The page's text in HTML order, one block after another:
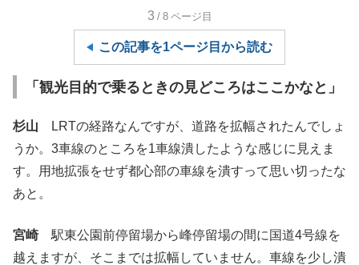
3 /8 ページ目
この記事を1ページ目から読む
「観光目的で乗るときの見どころはここかなと」
杉山 LRTの経路なんですが、道路を拡幅されたんでしょ
うか。3車線のところを1車線潰したような感じに見えま
す。用地拡張をせず都心部の車線を潰すって思い切ったな
あと。
宮崎駅東公園前停留場から峰停留場の間に国道4号線を
越えますが、そこまでは拡幅していません。車線を少し潰